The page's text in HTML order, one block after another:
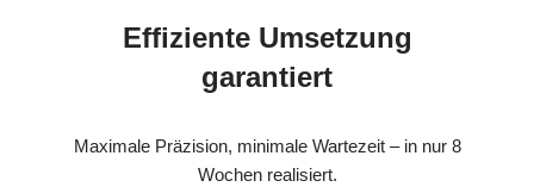
Effiziente Umsetzung
garantiert
Maximale Präzision, minimale Wartezeit – in nur 8
Wochen realisiert.